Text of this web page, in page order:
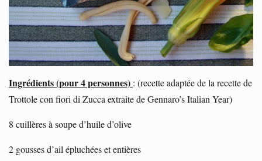
Ingrédients (pour 4 personnes) : (recette adaptée de la recette de
Trottole con fiori di Zucca extraite de Gennaro’s Italian Year)
8 cuillères à soupe d’huile d’olive
2 gousses d’ail épluchées et entières